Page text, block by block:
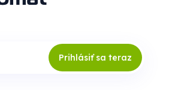
Prihlásiť sa teraz